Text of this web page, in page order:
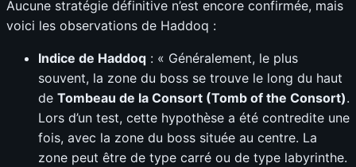
Aucune stratégie définitive n’est encore confirmée, mais
voici les observations de Haddoq :
Indice de Haddoq : « Généralement, le plus
souvent, la zone du boss se trouve le long du haut
de Tombeau de la Consort (Tomb of the Consort).
Lors d’un test, cette hypothèse a été contredite une
fois, avec la zone du boss située au centre. La
zone peut être de type carré ou de type labyrinthe.